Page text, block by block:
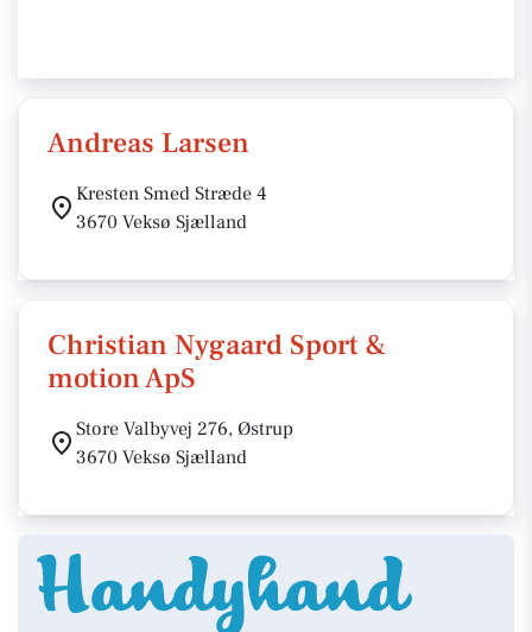
Andreas Larsen
Kresten Smed Stræde 4
3670 Veksø Sjælland
Christian Nygaard Sport &
motion ApS
Store Valbyvej 276, Østrup
3670 Veksø Sjælland